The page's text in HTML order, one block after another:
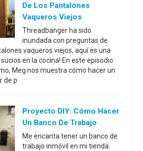
De Los Pantalones
Vaqueros Viejos
Threadbanger ha sido
inundada con preguntas de
vaqueros viejos, aquí es una
en la cocina! En este episodio
Meg nos muestra cómo hacer un
de p
Proyecto DIY: Cómo Hacer
Un Banco De Trabajo
Me encanta tener un banco de
trabajo inmóvil en mi tienda.